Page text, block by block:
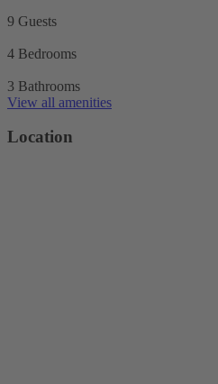
9 Guests
4 Bedrooms
3 Bathrooms
View all amenities
Location